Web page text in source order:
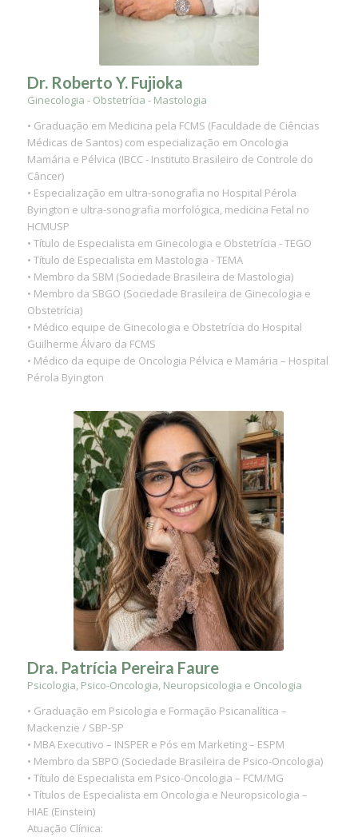
Dr. Roberto Y. Fujioka
Ginecologia - Obstetrícia - Mastologia
• Graduação em Medicina pela FCMS (Faculdade de Ciências
Médicas de Santos) com especialização em Oncologia
Mamária e Pélvica (IBCC - Instituto Brasileiro de Controle do
Câncer)
• Especialização em ultra-sonografia no Hospital Pérola
Byington e ultra-sonografia morfológica, medicina Fetal no
HCMUSP
• Título de Especialista em Ginecologia e Obstetrícia - TEGO
• Título de Especialista em Mastologia - TEMA
• Membro da SBM (Sociedade Brasileira de Mastologia)
• Membro da SBGO (Sociedade Brasileira de Ginecologia e
Obstetrícia)
• Médico equipe de Ginecologia e Obstetrícia do Hospital
Guilherme Álvaro da FCMS
• Médico da equipe de Oncologia Pélvica e Mamária – Hospital
Pérola Byington
Dra. Patrícia Pereira Faure
Psicologia, Psico-Oncologia, Neuropsicologia e Oncologia
• Graduação em Psicologia e Formação Psicanalítica –
Mackenzie / SBP-SP
• MBA Executivo – INSPER e Pós em Marketing – ESPM
• Membro da SBPO (Sociedade Brasileira de Psico-Oncologia)
• Título de Especialista em Psico-Oncologia – FCM/MG
• Títulos de Especialista em Oncologia e Neuropsicologia –
HIAE (Einstein)
Atuação Clínica: